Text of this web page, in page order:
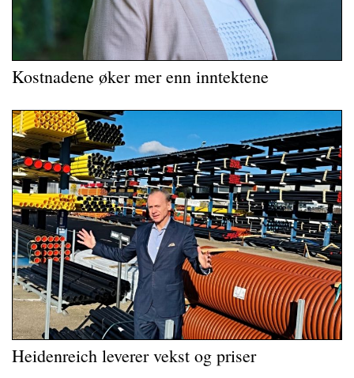
Kostnadene øker mer enn inntektene
Heidenreich leverer vekst og priser